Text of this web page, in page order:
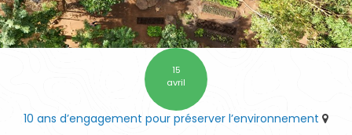
15
avril
10 ans d’engagement pour préserver l’environnement